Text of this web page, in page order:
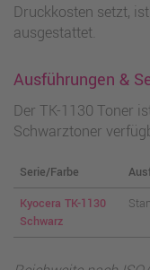
Druckkosten setzt,
ausgestattet.
Ausführungen &
Der TK-1130 Toner
Schwarztoner
Serie/Farbe
Kyocera TK-1130
Schwarz